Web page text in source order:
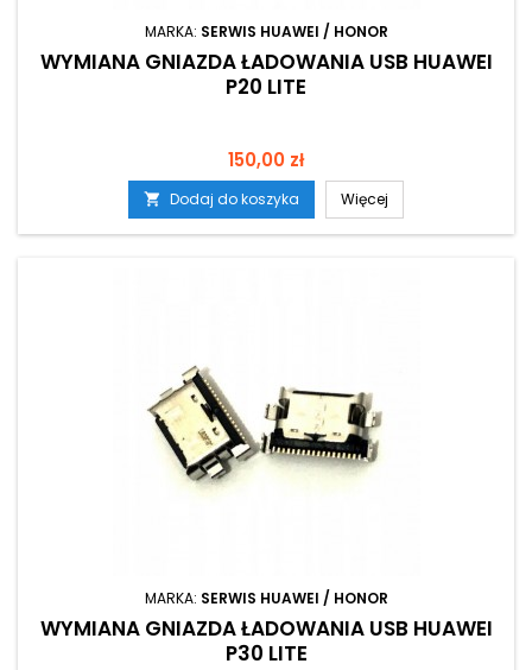
MARKA: SERWIS HUAWEI / HONOR
WYMIANA GNIAZDA ŁADOWANIA USB HUAWEI
P20 LITE
Cena
150,00 zł
 Dodaj do koszyka Więcej
MARKA: SERWIS HUAWEI / HONOR
WYMIANA GNIAZDA ŁADOWANIA USB HUAWEI
P30 LITE